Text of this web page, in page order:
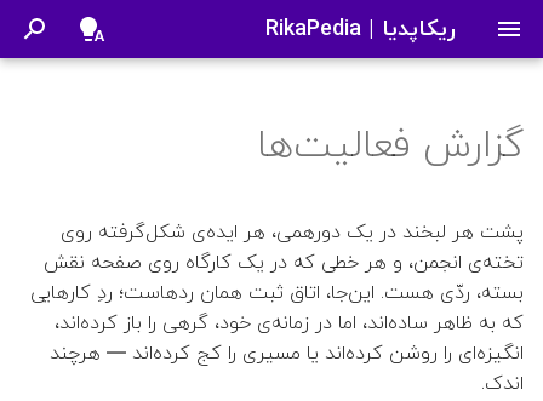
ریکاپدیا | RikaPedia
ر
ش
ر
و
ع
درباره ما
اساتید
👤 سعید اعظم
👤 جواد باقریان
👤 بهاره اختری
دروس
مسابقه‌ی برنامه‌نویسی VAST
غرفه انجمن
غرفه بازی
مسابقه OlympiGames
بوک کلاب
دیسکاشن کلاب
کارگاه گیت‌هاب
کارگاه LaTeX
آموزش روش‌های انتگرال‌گیری
نامعین
ریکاپدیا
سامانه رزرو کمد دانشکده
اقتصاد
مسابقه کف دانشکده
سابت انجمن
حمله csrf
تاریخچه علم
شمارات نشریه
نقد و بررسی فیلم و کتاب
گزارش فعالیت‌ها
پشت هر لبخند در یک دورهمی، هر ایده‌ی شکل‌گرفته روی
تخته‌ی انجمن، و هر خطی که در یک کارگاه روی صفحه نقش
بسته، ردّی هست. این‌جا، اتاق ثبت همان ردهاست؛ ردِ کارهایی
که به ظاهر ساده‌اند، اما در زمانه‌ی خود، گرهی را باز کرده‌اند،
انگیزه‌ای را روشن کرده‌اند یا مسیری را کج کرده‌اند — هرچند
اندک.